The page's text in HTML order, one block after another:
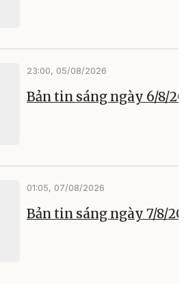
23:00, 05/08/2026
Bản tin sáng ngày 6/8/
01:05, 07/08/2026
Bản tin sáng ngày 7/8/